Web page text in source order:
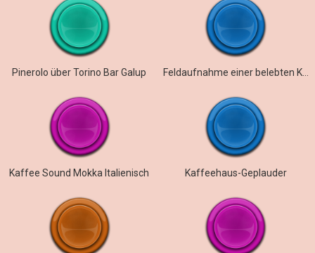
Pinerolo über Torino Bar Galup Feldaufnahme einer belebten Kaffeehaustheke
Kaffee Sound Mokka Italienisch Kaffeehaus-Geplauder